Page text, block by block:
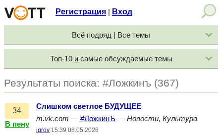
Регистрация Вход
Всё подряд | Все темы
Топ-10 и самые обсуждаемые темы
Результаты поиска: #Ложкинъ (367)
34
В пену
Слишком светлое БУДУЩЕЕ
m.vk.com — #ЛожкинЪ — Новости, Культура
igrov 15:39 08.05.2026